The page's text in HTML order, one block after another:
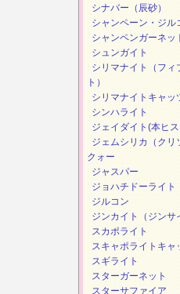
シナバー（辰砂）
シャンペーン・ジル
シャンペンガーネッ
シュンガイト
シリマナイト（フィ
ト）
シリマナイトキャッ
シンハライト
ジェイダイト(本ヒ
ジェムシリカ（クリ
クォー
ジャスパー
ジョハチドーライト
ジルコン
ジンカイト（ジンサ
スカポライト
スキャポライトキャ
スギライト
スターガーネット
スターサファイア